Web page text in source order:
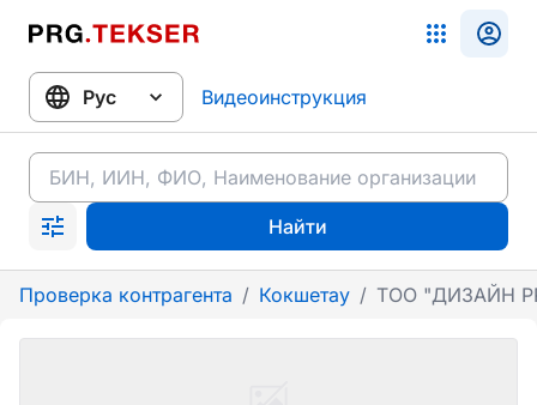
Видеоинструкция
Найти
Проверка контрагента / Кокшетау / ТОО "ДИЗАЙН